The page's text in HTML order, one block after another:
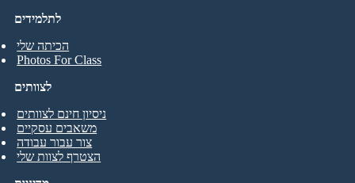
לתלמידים
הכיתה שלי
Photos For Class
לצוותים
ניסיון חינם לצוותים
משאבים עסקיים
צור עבור עבודה
הצטרף לצוות שלי